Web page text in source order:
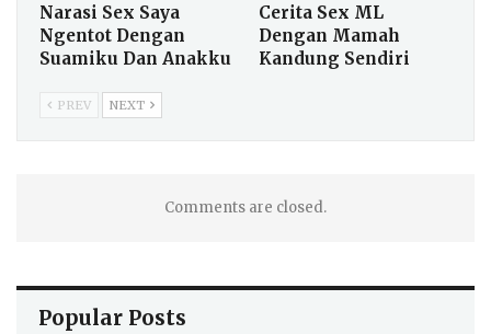
Narasi Sex Saya
Ngentot Dengan
Suamiku Dan Anakku
Cerita Sex ML
Dengan Mamah
Kandung Sendiri
PREV NEXT
Comments are closed.
Popular Posts